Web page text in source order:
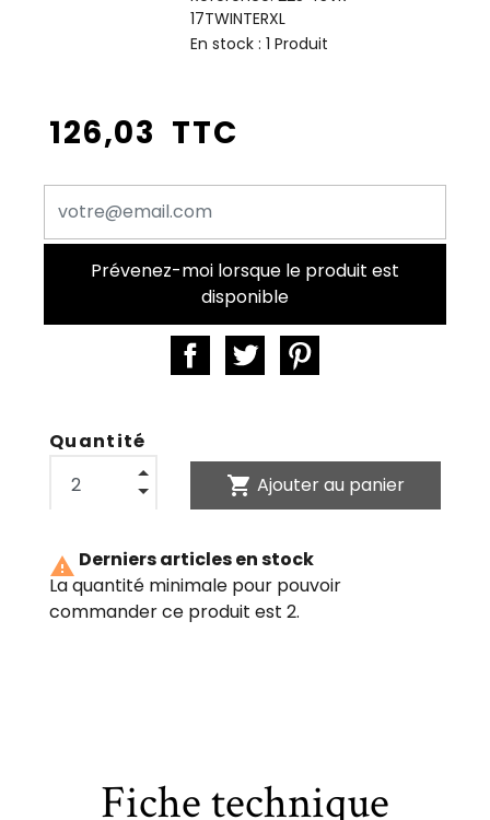
17TWINTERXL
En stock :1 Produit
126,03 TTC
Prévenez-moi lorsque le produit est
disponible
Quantité
shopping_cart Ajouter au panier
 Derniers articles en stock
La quantité minimale pour pouvoir
commander ce produit est 2.
Fiche technique